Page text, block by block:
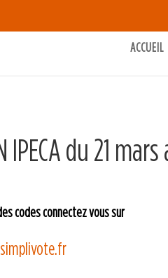
ACCUEIL
IPECA du 21
codes connectez vous sur